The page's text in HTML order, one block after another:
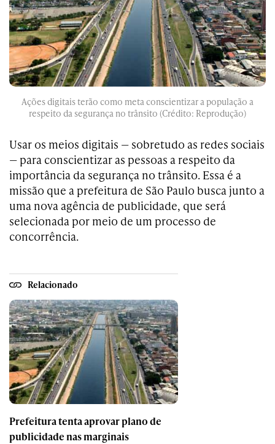
Ações digitais terão como meta conscientizar a população a
respeito da segurança no trânsito (Crédito: Reprodução)
Usar os meios digitais — sobretudo as redes sociais
— para conscientizar as pessoas a respeito da
importância da segurança no trânsito. Essa é a
missão que a prefeitura de São Paulo busca junto a
uma nova agência de publicidade, que será
selecionada por meio de um processo de
concorrência.
Relacionado
Prefeitura tenta aprovar plano de
publicidade nas marginais